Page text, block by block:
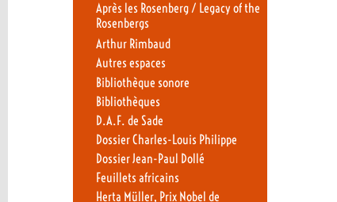
Après les Rosenberg / Legacy of the
Rosenbergs
Arthur Rimbaud
Autres espaces
Bibliothèque sonore
Bibliothèques
D.A.F. de Sade
Dossier Charles-Louis Philippe
Dossier Jean-Paul Dollé
Feuillets africains
Herta Müller, Prix Nobel de